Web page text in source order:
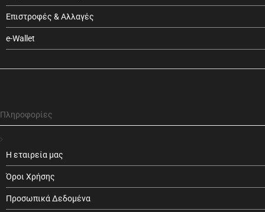
Επιστροφές & Αλλαγές
e-Wallet
Πληροφορίες
Η εταιρεία μας
Όροι Χρήσης
Προσωπικά Δεδομένα